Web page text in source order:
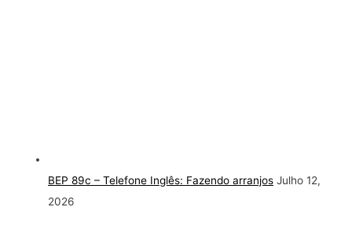
BEP 89c – Telefone Inglês: Fazendo arranjos Julho 12,
2026